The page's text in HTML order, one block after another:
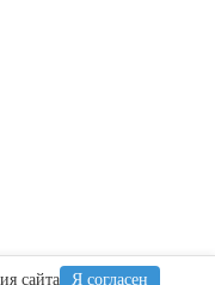
сайта Я согласен